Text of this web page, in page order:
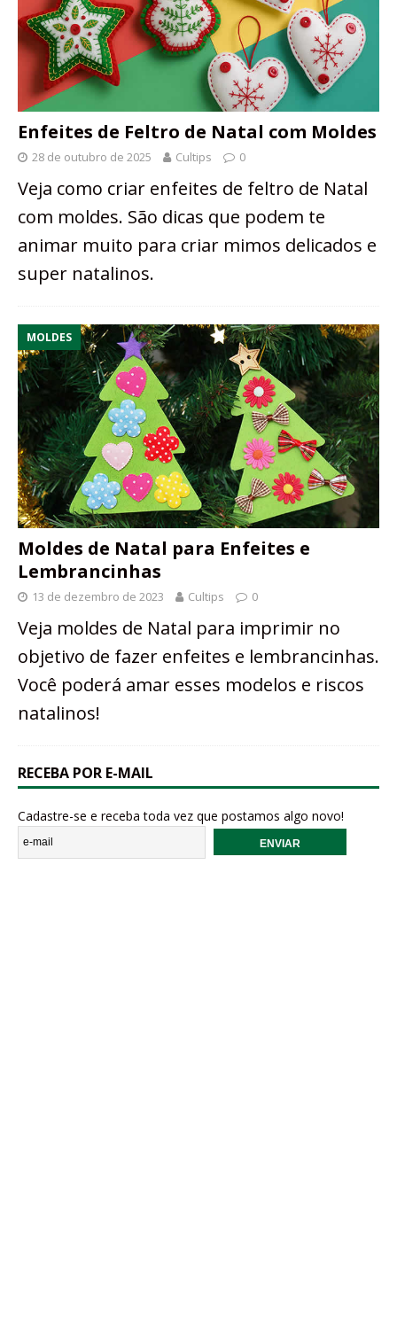
Enfeites de Feltro de Natal com Moldes
28 de outubro de 2025 Cultips 0
Veja como criar enfeites de feltro de Natal
com moldes. São dicas que podem te
animar muito para criar mimos delicados e
super natalinos.
MOLDES
Moldes de Natal para Enfeites e
Lembrancinhas
13 de dezembro de 2023 Cultips 0
Veja moldes de Natal para imprimir no
objetivo de fazer enfeites e lembrancinhas.
Você poderá amar esses modelos e riscos
natalinos!
RECEBA POR E-MAIL
Cadastre-se e receba toda vez que postamos algo novo!